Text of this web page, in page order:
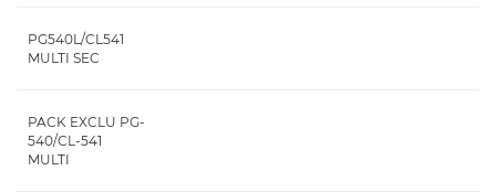
PG540L/CL541
MULTI SEC
PACK EXCLU PG-
540/CL-541
MULTI